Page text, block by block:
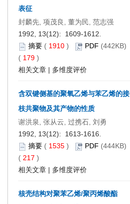
表征
封麟先, 项茂良, 董为民, 范志强
1992, 13(12): 1609-1612.
摘要 ( 1910 ) PDF (442KB)
( 179 )
相关文章 | 多维度评价
含双键侧基的聚氧乙烯与苯乙烯的接
枝共聚物及其产物的性质
谢洪泉, 张从云, 过携石, 刘勇
1992, 13(12): 1613-1616.
摘要 ( 1535 ) PDF (444KB)
( 217 )
相关文章 | 多维度评价
核壳结构对聚苯乙烯/聚丙烯酸酯